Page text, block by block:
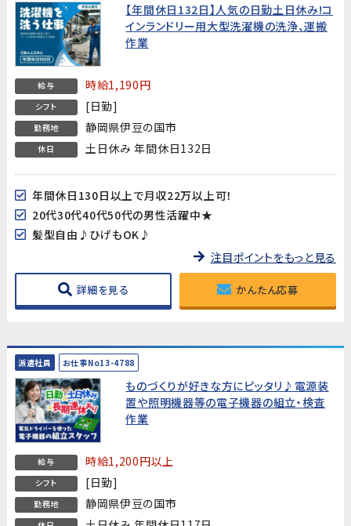
【年間休日132日】人気の日勤土日休み!コ
インランドリー用大型洗濯機の洗浄、運搬
作業
給与 時給1,190円
シフト [日勤]
勤務地 静岡県伊豆の国市
休日 土日休み 年間休日132日
年間休日130日以上で月収22万以上可！
20代30代40代50代の男性活躍中★
髪型自由♪ひげもOK♪
注目ポイントをもっと見る
詳細を見る かんたん応募
派遣社員 お仕事No13-4788
ものづくりが好きな方にピッタリ♪電源装
置や照明機器等の電子機器の組立・検査
作業
給与 時給1,200円以上
シフト [日勤]
勤務地 静岡県伊豆の国市